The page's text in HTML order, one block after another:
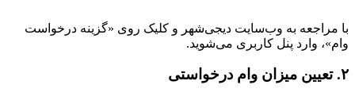
با مراجعه به وب‌سایت دیجی‌شهر و کلیک روی «گزینه درخواست
وام»، وارد پنل کاربری می‌شوید.
۲. تعیین میزان وام درخواستی